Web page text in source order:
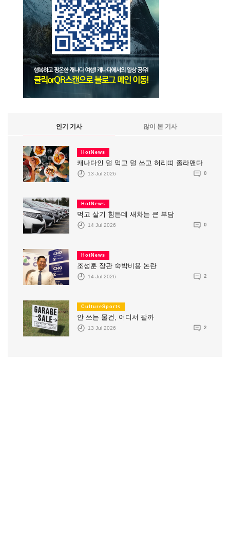
인기 기사 많이 본 기사
HotNews
캐나다인 덜 먹고 덜 쓰고 허리띠 졸라맨다
13 Jul 2026 0
HotNews
먹고 살기 힘든데 새차는 큰 부담
14 Jul 2026 0
HotNews
조성훈 장관 숙박비용 논란
14 Jul 2026 2
CultureSports
안 쓰는 물건, 어디서 팔까
13 Jul 2026 2